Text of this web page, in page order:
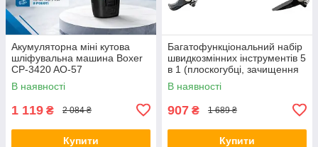
Акумуляторна міні кутова
шліфувальна машина Boxer
CP-3420 AO-57
В наявності
1 119 ₴ 2 084 ₴
Купити
Багатофункціональний набір
швидкозмінних інструментів 5
в 1 (плоскогубці, зачищення
ізоляції, щипці обтискні) RE-
65
В наявності
907 ₴ 1 689 ₴
Купити